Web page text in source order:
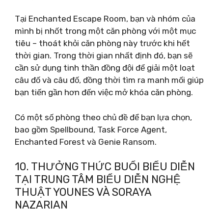
Tại Enchanted Escape Room, bạn và nhóm của
mình bị nhốt trong một căn phòng với một mục
tiêu – thoát khỏi căn phòng này trước khi hết
thời gian. Trong thời gian nhất định đó, bạn sẽ
cần sử dụng tinh thần đồng đội để giải một loạt
câu đố và câu đố, đồng thời tìm ra manh mối giúp
bạn tiến gần hơn đến việc mở khóa căn phòng.
Có một số phòng theo chủ đề để bạn lựa chọn,
bao gồm Spellbound, Task Force Agent,
Enchanted Forest và Genie Ransom.
10. THƯỞNG THỨC BUỔI BIỂU DIỄN
TẠI TRUNG TÂM BIỂU DIỄN NGHỆ
THUẬT YOUNES VÀ SORAYA
NAZARIAN